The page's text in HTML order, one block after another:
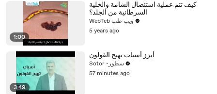
1:00
كيف تتم عملية استئصال الشامة والخلية
السرطانية من الجلد؟
WebTeb ويب طب
5 years ago
3:49
أبرز أسباب تهيج القولون
Sotor -سطور
57 minutes ago